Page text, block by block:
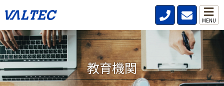
MENU
教育機関